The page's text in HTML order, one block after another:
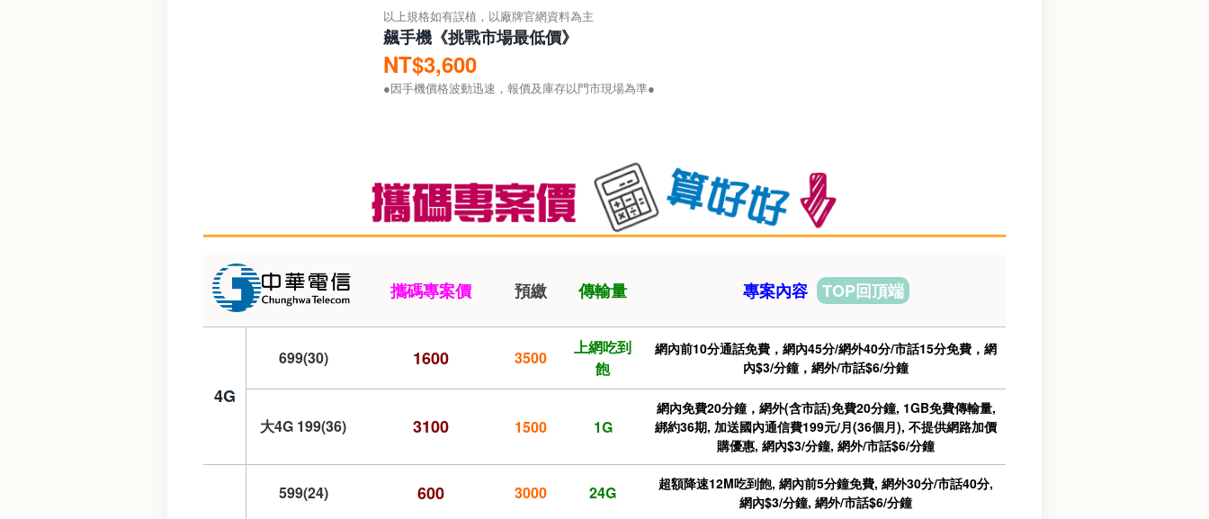
以上規格如有誤植，以廠牌官網資料為主
飆手機《挑戰市場最低價》
NT$3,600
●因手機價格波動迅速，報價及庫存以門市現場為準●
攜碼專案價 預繳 傳輸量 專案內容 TOP回頂端
4G
699(30) 1600 3500
上網吃到
飽
網內前10分通話免費，網內45分/網外40分/市話15分免費，網
內$3/分鐘，網外/市話$6/分鐘
大4G 199(36) 3100 1500 1G
網內免費20分鐘，網外(含市話)免費20分鐘, 1GB免費傳輸量,
綁約36期, 加送國內通信費199元/月(36個月), 不提供網路加價
購優惠, 網內$3/分鐘, 網外/市話$6/分鐘
599(24) 600 3000 24G
超額降速12M吃到飽, 網內前5分鐘免費, 網外30分/市話40分,
網內$3/分鐘, 網外/市話$6/分鐘